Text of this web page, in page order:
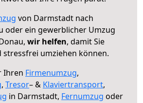
von Darmstadt nach
oder ein gewerblicher Umzug
wir helfen, damit Sie
umziehen können.
Ihren Firmenumzug,
, Tresor– & Klaviertransport,
in Darmstadt, Fernumzug oder